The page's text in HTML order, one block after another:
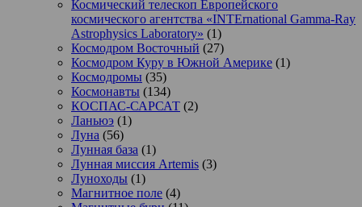
Космический телескоп Европейского
космического агентства «INTErnational Gamma-Ray
Astrophysics Laboratory» (1)
Космодром Восточный (27)
Космодром Куру в Южной Америке (1)
Космодромы (35)
Космонавты (134)
КОСПАС-САРСАТ (2)
Ланьюэ (1)
Луна (56)
Лунная база (1)
Лунная миссия Artemis (3)
Луноходы (1)
Магнитное поле (4)